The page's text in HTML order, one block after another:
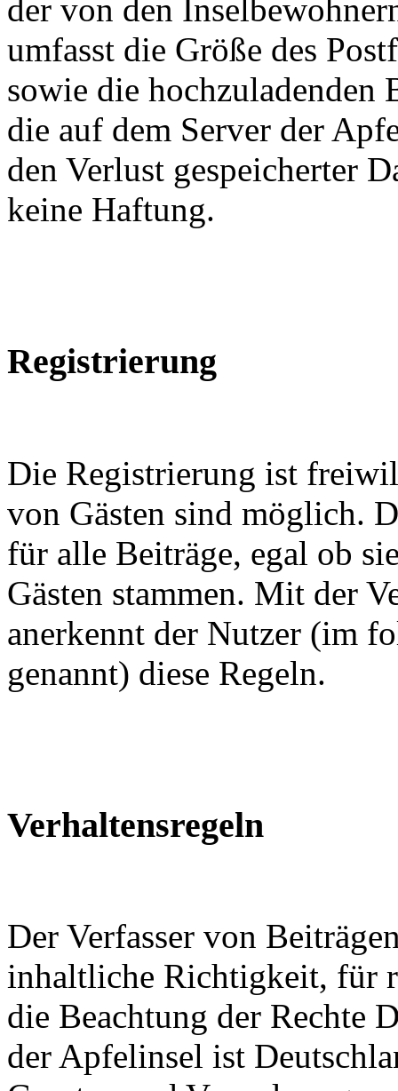
der von den
umfasst die Größe des
sowie die hochzuladenden
die auf dem Server der
den Verlust gespeicherter
keine Haftung.
Registrierung
Die Registrierung ist
von Gästen sind möglich.
für alle Beiträge, egal ob
Gästen stammen. Mit der
anerkennt der Nutzer (im
genannt) diese Regeln.
Verhaltensregeln
Der Verfasser von
inhaltliche Richtigkeit, für
die Beachtung der Rechte
der Apfelinsel ist